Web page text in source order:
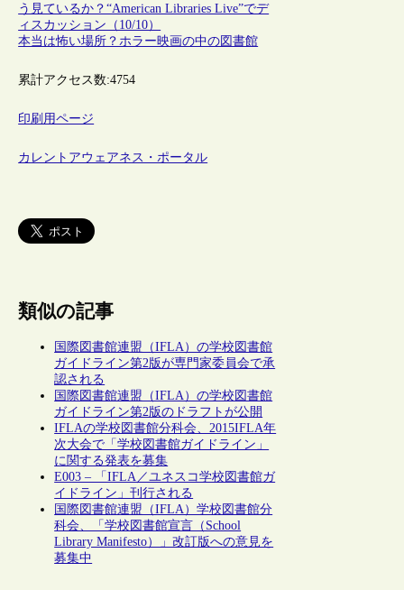
う見ているか？“American Libraries Live”でデ
ィスカッション（10/10）
本当は怖い場所？ホラー映画の中の図書館
累計アクセス数:4754
印刷用ページ
カレントアウェアネス・ポータル
類似の記事
国際図書館連盟（IFLA）の学校図書館
ガイドライン第2版が専門家委員会で承
認される
国際図書館連盟（IFLA）の学校図書館
ガイドライン第2版のドラフトが公開
IFLAの学校図書館分科会、2015IFLA年
次大会で「学校図書館ガイドライン」
に関する発表を募集
E003 – 「IFLA／ユネスコ学校図書館ガ
イドライン」刊行される
国際図書館連盟（IFLA）学校図書館分
科会、「学校図書館宣言（School
Library Manifesto）」改訂版への意見を
募集中